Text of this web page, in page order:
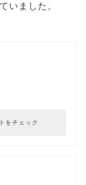
いました。
をチェック